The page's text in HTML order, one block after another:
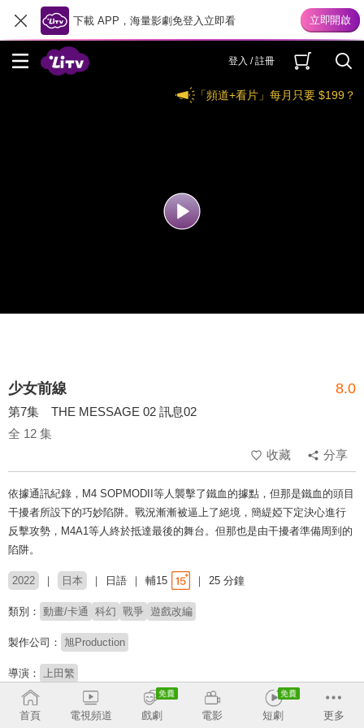
下載 APP，海量影劇免登入立即看
登入 / 註冊
「頻道+看片」每月只要 $199？
少女前線 8.0
第7集 THE MESSAGE 02 訊息02
全 12 集
收藏
分享
依據通訊紀錄，M4 SOPMODII等人襲擊了鐵血的據點，但那是鐵血的頭目
干擾者所設下的巧妙陷阱。戰況漸漸被逼上了絕境，簡緹婭下定決心進行
反擊攻勢，M4A1等人終於抵達最後的舞台。但那也是由干擾者準備周到的
陷阱。
2022 日本 日語 輔15 25 分鐘
類別： 動畫/卡通 科幻 戰爭 遊戲改編
製作公司： 旭Production
導演： 上田繁
配音： 山根希美 加藤英美里
田村由香里
首頁
電視頻道 戲劇 電影 短劇 更多